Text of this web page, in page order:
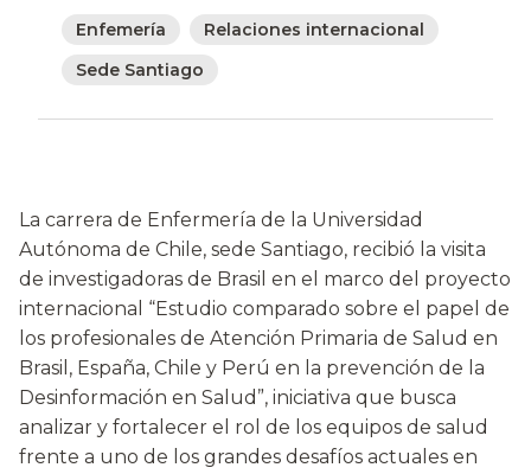
Enfemería
Relaciones internacional
Sede Santiago
La carrera de Enfermería de la Universidad
Autónoma de Chile, sede Santiago, recibió la visita
de investigadoras de Brasil en el marco del proyecto
internacional “Estudio comparado sobre el papel de
los profesionales de Atención Primaria de Salud en
Brasil, España, Chile y Perú en la prevención de la
Desinformación en Salud”, iniciativa que busca
analizar y fortalecer el rol de los equipos de salud
frente a uno de los grandes desafíos actuales en